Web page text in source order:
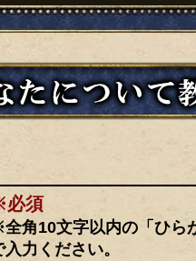
須
角10文字以内の「ひら
入力ください。